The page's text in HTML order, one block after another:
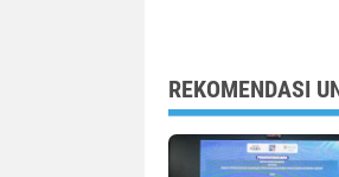
REKOMENDASI